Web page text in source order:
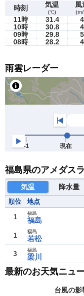
時刻 気温
(℃)
風
11時 31.4 4
10時
30.8 4
09時
29.8 5
08時
28.2 4
雨雲レーダー
福島県のアメダス
気温 降水量
順位 地点
1 福島
福島
1 若松
福島
3 梁川
福島
最新のお天気ニュ
台風の